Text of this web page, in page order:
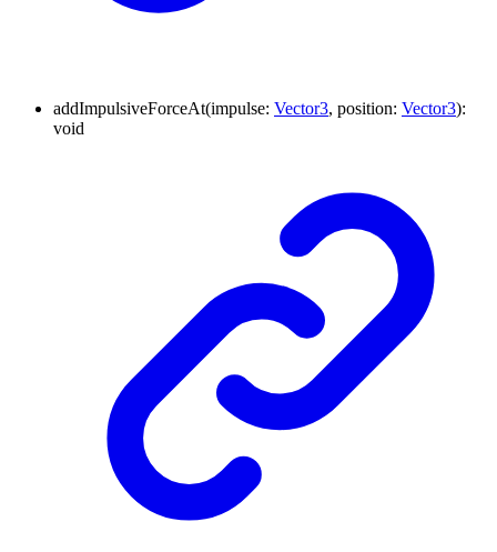
addImpulsiveForceAt(impulse: Vector3, position: Vector3):
void